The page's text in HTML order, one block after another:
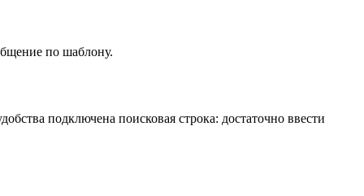
по шаблону.
подключена поисковая строка: достаточно ввести